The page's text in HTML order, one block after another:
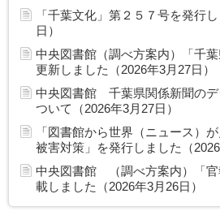
「千葉文化」第２５７号を発行
日）
中央図書館（調べ方案内）「千
更新しました（2026年3月27日）
中央図書館 千葉県関係新聞のデ
ついて（2026年3月27日）
「図書館から世界（ニュース）
被害対策」を発行しました（2026
中央図書館 （調べ方案内）「官
載しました（2026年3月26日）